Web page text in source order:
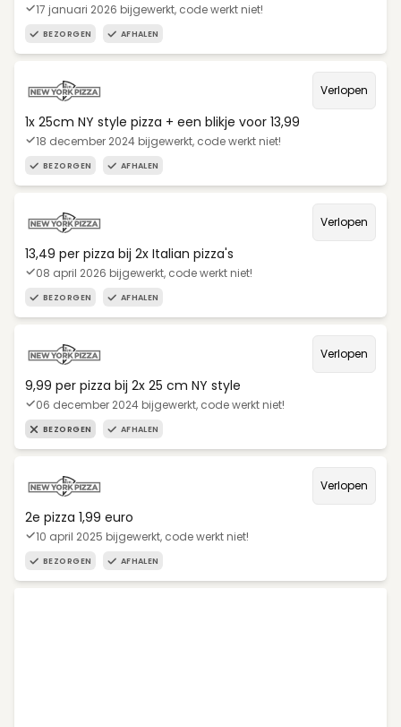
17 januari 2026 bijgewerkt, code werkt niet!
BEZORGEN AFHALEN
Verlopen
1x 25cm NY style pizza + een blikje voor 13,99
18 december 2024 bijgewerkt, code werkt niet!
BEZORGEN AFHALEN
Verlopen
13,49 per pizza bij 2x Italian pizza's
08 april 2026 bijgewerkt, code werkt niet!
BEZORGEN AFHALEN
Verlopen
9,99 per pizza bij 2x 25 cm NY style
06 december 2024 bijgewerkt, code werkt niet!
BEZORGEN AFHALEN
Verlopen
2e pizza 1,99 euro
10 april 2025 bijgewerkt, code werkt niet!
BEZORGEN AFHALEN